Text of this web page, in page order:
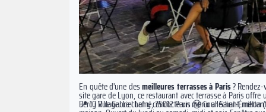
En quête d'une desmeilleures terrasses à Paris?
site gare de Lyon, ce restaurant avec terrasse à Paris offre
Bercy Village. Le chef y concocte un menu alléchant,
📍 10 Rue Gabriel Lamé, 75012 Paris Ⓜ️ Cour Saint-Émilion